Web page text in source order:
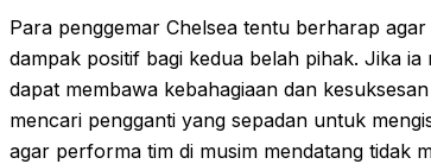
Para penggemar Chelsea tentu berharap
dampak positif bagi kedua belah pihak. Jika
dapat membawa kebahagiaan dan
mencari pengganti yang sepadan untuk
agar performa tim di musim mendatang tidak